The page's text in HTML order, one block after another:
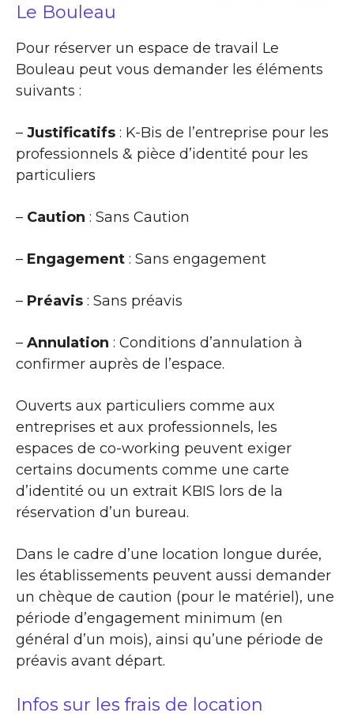
Le Bouleau
Pour réserver un espace de travail Le
Bouleau peut vous demander les éléments
suivants :
– Justificatifs : K-Bis de l’entreprise pour les
professionnels & pièce d’identité pour les
particuliers
– Caution : Sans Caution
– Engagement : Sans engagement
– Préavis : Sans préavis
– Annulation : Conditions d’annulation à
confirmer auprès de l’espace.
Ouverts aux particuliers comme aux
entreprises et aux professionnels, les
espaces de co-working peuvent exiger
certains documents comme une carte
d’identité ou un extrait KBIS lors de la
réservation d’un bureau.
Dans le cadre d’une location longue durée,
les établissements peuvent aussi demander
un chèque de caution (pour le matériel), une
période d’engagement minimum (en
général d’un mois), ainsi qu’une période de
préavis avant départ.
Infos sur les frais de location